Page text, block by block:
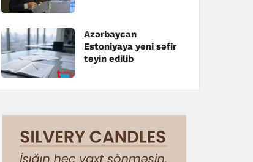
Azərbaycan
Estoniyaya yeni səfir
təyin edilib